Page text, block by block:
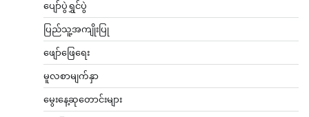
ပျော်ပွဲရွှင်ပွဲ
ပြည်သူ့အကျိုးပြု
ဖျော်ဖြေရေး
မူလစာမျက်နှာ
မွေးနေ့ဆုတောင်းများ